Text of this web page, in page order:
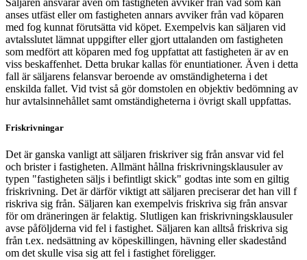
anses utfäst eller om fastigheten annars avviker från vad köparen
med fog kunnat förutsätta vid köpet. Exempelvis kan säljaren vid
avtalsslutet lämnat uppgifter eller gjort uttalanden om fastigheten
som medfört att köparen med fog uppfattat att fastigheten är av en
viss beskaffenhet. Detta brukar kallas för enuntiationer. Även i detta
fall är säljarens felansvar beroende av omständigheterna i det
enskilda fallet. Vid tvist så gör domstolen en objektiv bedömning av
hur avtalsinnehållet samt omständigheterna i övrigt skall uppfattas.
Friskrivningar
Det är ganska vanligt att säljaren friskriver sig från ansvar vid fel
och brister i fastigheten. Allmänt hållna friskrivningsklausuler av
typen "fastigheten säljs i befintligt skick" godtas inte som en giltig
friskrivning. Det är därför viktigt att säljaren preciserar det han vill f
riskriva sig från. Säljaren kan exempelvis friskriva sig från ansvar
för om dräneringen är felaktig. Slutligen kan friskrivningsklausuler
avse påföljderna vid fel i fastighet. Säljaren kan alltså friskriva sig
från t.ex. nedsättning av köpeskillingen, hävning eller skadestånd
om det skulle visa sig att fel i fastighet föreligger.